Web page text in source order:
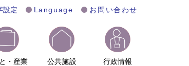
設定 Language お問い合わせ
・産業 公共施設 行政情報